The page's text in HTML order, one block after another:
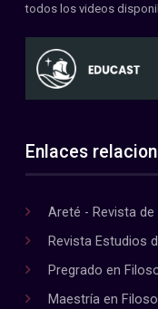
todos los videos
Enlaces
Areté - Revista
Revista Estudios
Pregrado en
Maestría en